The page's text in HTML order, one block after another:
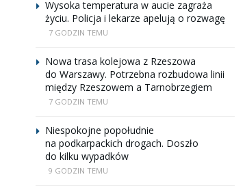
Wysoka temperatura w aucie zagraża
życiu. Policja i lekarze apelują o rozwagę
7 GODZIN TEMU
Nowa trasa kolejowa z Rzeszowa
do Warszawy. Potrzebna rozbudowa linii
między Rzeszowem a Tarnobrzegiem
7 GODZIN TEMU
Niespokojne popołudnie
na podkarpackich drogach. Doszło
do kilku wypadków
9 GODZIN TEMU